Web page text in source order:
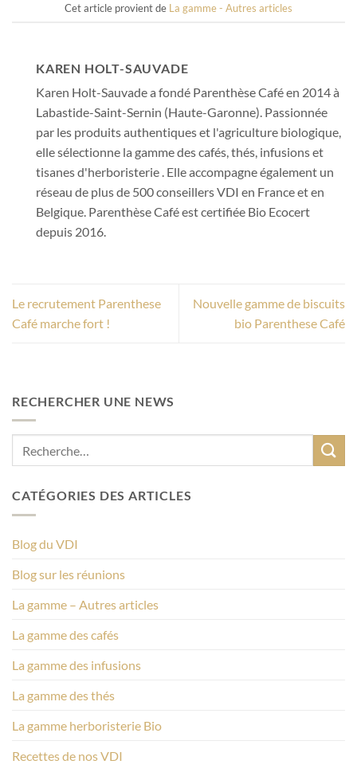
RECHERCHER UNE NEWS
CATÉGORIES DES ARTICLES
Blog du VDI
Blog sur les réunions
La gamme – Autres articles
La gamme des cafés
La gamme des infusions
La gamme des thés
La gamme herboristerie Bio
Recettes de nos VDI
Cet article provient de La gamme - Autres articles
KAREN HOLT-SAUVADE
Karen Holt-Sauvade a fondé Parenthèse Café en 2014 à
Labastide-Saint-Sernin (Haute-Garonne). Passionnée
par les produits authentiques et l'agriculture biologique,
elle sélectionne la gamme des cafés, thés, infusions et
tisanes d'herboristerie . Elle accompagne également un
réseau de plus de 500 conseillers VDI en France et en
Belgique. Parenthèse Café est certifiée Bio Ecocert
depuis 2016.
Le recrutement Parenthese
Café marche fort !
Nouvelle gamme de biscuits
bio Parenthese Café